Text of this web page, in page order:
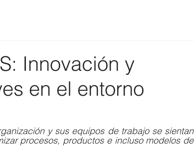
Innovación y
en el entorno
y sus equipos de trabajo se sientan
procesos, productos e incluso modelos de